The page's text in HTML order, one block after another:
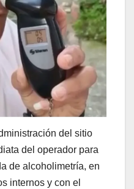
del sitio
del operador para
de alcoholimetría, en
internos y con el